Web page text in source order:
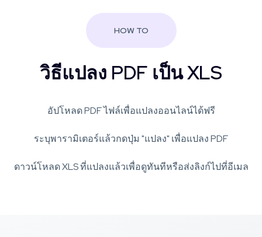
HOW TO
วิธีแปลง PDF เป็น XLS
อัปโหลด PDF ไฟล์เพื่อแปลงออนไลน์ได้ฟรี
ระบุพารามิเตอร์แล้วกดปุ่ม "แปลง" เพื่อแปลง PDF
ดาวน์โหลด XLS ที่แปลงแล้วเพื่อดูทันทีหรือส่งลิงก์ไปที่อีเมล